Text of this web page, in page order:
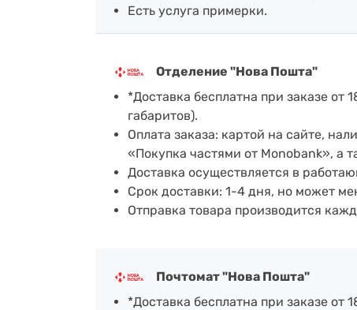
Есть услуга примерки.
Отделение "Нова Пошта"
*Доставка бесплатна при заказе от
габаритов).
Оплата заказа: картой на сайте,
«Покупка частями от Monobank», а
Доставка осуществляется в
Срок доставки: 1-4 дня, но может
Отправка товара производится
Почтомат "Нова Пошта"
*Доставка бесплатна при заказе от